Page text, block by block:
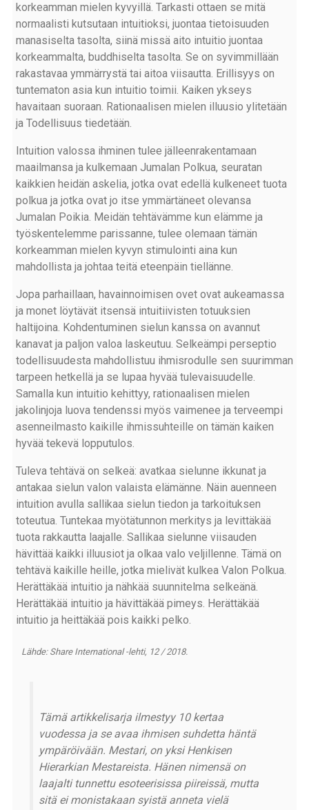
korkeamman mielen kyvyillä. Tarkasti ottaen se mitä
normaalisti kutsutaan intuitioksi, juontaa tietoisuuden
manasiselta tasolta, siinä missä aito intuitio juontaa
korkeammalta, buddhiselta tasolta. Se on syvimmillään
rakastavaa ymmärrystä tai aitoa viisautta. Erillisyys on
tuntematon asia kun intuitio toimii. Kaiken ykseys
havaitaan suoraan. Rationaalisen mielen illuusio ylitetään
ja Todellisuus tiedetään.
Intuition valossa ihminen tulee jälleenrakentamaan
maailmansa ja kulkemaan Jumalan Polkua, seuratan
kaikkien heidän askelia, jotka ovat edellä kulkeneet tuota
polkua ja jotka ovat jo itse ymmärtäneet olevansa
Jumalan Poikia. Meidän tehtävämme kun elämme ja
työskentelemme parissanne, tulee olemaan tämän
korkeamman mielen kyvyn stimulointi aina kun
mahdollista ja johtaa teitä eteenpäin tiellänne.
Jopa parhaillaan, havainnoimisen ovet ovat aukeamassa
ja monet löytävät itsensä intuitiivisten totuuksien
haltijoina. Kohdentuminen sielun kanssa on avannut
kanavat ja paljon valoa laskeutuu. Selkeämpi perseptio
todellisuudesta mahdollistuu ihmisrodulle sen suurimman
tarpeen hetkellä ja se lupaa hyvää tulevaisuudelle.
Samalla kun intuitio kehittyy, rationaalisen mielen
jakolinjoja luova tendenssi myös vaimenee ja terveempi
asenneilmasto kaikille ihmissuhteille on tämän kaiken
hyvää tekevä lopputulos.
Tuleva tehtävä on selkeä: avatkaa sielunne ikkunat ja
antakaa sielun valon valaista elämänne. Näin auenneen
intuition avulla sallikaa sielun tiedon ja tarkoituksen
toteutua. Tuntekaa myötätunnon merkitys ja levittäkää
tuota rakkautta laajalle. Sallikaa sielunne viisauden
hävittää kaikki illuusiot ja olkaa valo veljillenne. Tämä on
tehtävä kaikille heille, jotka mielivät kulkea Valon Polkua.
Herättäkää intuitio ja nähkää suunnitelma selkeänä.
Herättäkää intuitio ja hävittäkää pimeys. Herättäkää
intuitio ja heittäkää pois kaikki pelko.
Lähde: Share International -lehti, 12 / 2018.
Tämä artikkelisarja ilmestyy 10 kertaa
vuodessa ja se avaa ihmisen suhdetta häntä
ympäröivään. Mestari, on yksi Henkisen
Hierarkian Mestareista. Hänen nimensä on
laajalti tunnettu esoteerisissa piireissä, mutta
sitä ei monistakaan syistä anneta vielä